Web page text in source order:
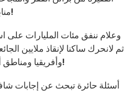
منابع التطرف والارهاب؟!
ثم لانحرك ساكنا لإنقاذ ملايين
وأفريقيا ومناطق أخرى من موت مريع؟!